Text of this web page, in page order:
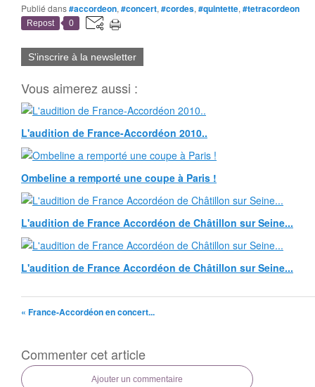
Publié dans#accordeon, #concert, #cordes, #quintette, #tetracordeon
Repost 0
S'inscrire à la newsletter
Vous aimerez aussi :
L'audition de France-Accordéon 2010..
Ombeline a remporté une coupe à Paris !
L'audition de France Accordéon de Châtillon sur Seine...
L'audition de France Accordéon de Châtillon sur Seine...
« France-Accordéon en concert...
Commenter cet article
Ajouter un commentaire